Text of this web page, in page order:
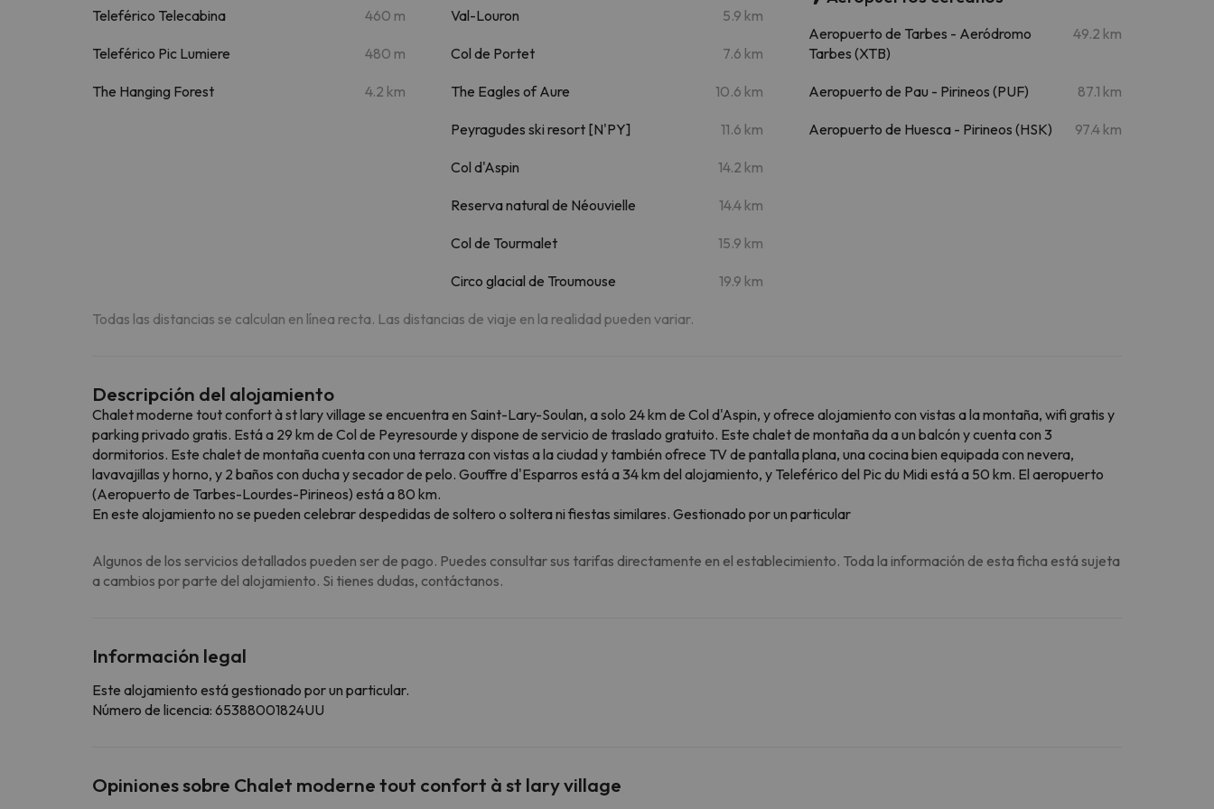
Teleférico Telecabina 460 m
Teleférico Pic Lumiere 480 m
The Hanging Forest 4.2 km
Val-Louron 5.9 km
Col de Portet 7.6 km
The Eagles of Aure 10.6 km
Peyragudes ski resort [N'PY] 11.6 km
Col d'Aspin 14.2 km
Reserva natural de Néouvielle 14.4 km
Col de Tourmalet 15.9 km
Circo glacial de Troumouse 19.9 km
Aeropuerto de Tarbes - Aeródromo
Tarbes (XTB)
49.2 km
Aeropuerto de Pau - Pirineos (PUF) 87.1 km
Aeropuerto de Huesca - Pirineos (HSK) 97.4 km
Todas las distancias se calculan en línea recta. Las distancias de viaje en la realidad pueden variar.
Descripción del alojamiento
Chalet moderne tout confort à st lary village se encuentra en Saint-Lary-Soulan, a solo 24 km de Col d'Aspin, y ofrece alojamiento con vistas a la montaña, wifi gratis y
parking privado gratis. Está a 29 km de Col de Peyresourde y dispone de servicio de traslado gratuito. Este chalet de montaña da a un balcón y cuenta con 3
dormitorios. Este chalet de montaña cuenta con una terraza con vistas a la ciudad y también ofrece TV de pantalla plana, una cocina bien equipada con nevera,
lavavajillas y horno, y 2 baños con ducha y secador de pelo. Gouffre d'Esparros está a 34 km del alojamiento, y Teleférico del Pic du Midi está a 50 km. El aeropuerto
(Aeropuerto de Tarbes-Lourdes-Pirineos) está a 80 km.
En este alojamiento no se pueden celebrar despedidas de soltero o soltera ni fiestas similares. Gestionado por un particular
Algunos de los servicios detallados pueden ser de pago. Puedes consultar sus tarifas directamente en el establecimiento. Toda la información de esta ficha está sujeta
a cambios por parte del alojamiento. Si tienes dudas, contáctanos.
Información legal
Este alojamiento está gestionado por un particular.
Número de licencia: 65388001824UU
Opiniones sobre Chalet moderne tout confort à st lary village